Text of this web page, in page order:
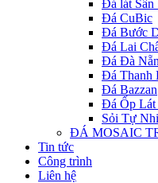
Đá lát Sân
Đá CuBic
Đá Bước
Đá Lai
Đá Đà
Đá Thanh
Đá Bazzan
Đá Ốp Lát
Sỏi Tự
ĐÁ MOSAIC
Tin tức
Công trình
Liên hệ